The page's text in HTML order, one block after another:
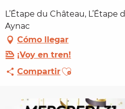
L’Étape du Château, L’Étape
Aynac
Cómo llegar
¡Voy en tren!
CompartirAjouter aux